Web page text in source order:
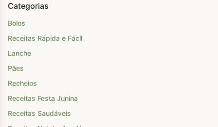
Categorias
Bolos
Receitas Rápida e Fácil
Lanche
Pães
Recheios
Receitas Festa Junina
Receitas Saudáveis